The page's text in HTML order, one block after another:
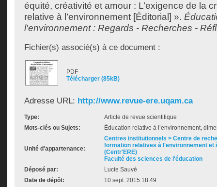
équité, créativité et amour : L’exigence de la
relative à l’environnement [Éditorial] ».
l'environnement : Regards - Recherches -
Fichier(s) associé(s) à ce document :
PDF
Télécharger (85kB)
Adresse URL: http://www.revue-ere.uqam.ca
Type:
Article de revue scientifique
Mots-clés ou Sujets:
Éducation relative à l’environnement,
Unité d'appartenance:
Centres institutionnels > Centre de
formation relatives à l'environnement et
(Centr'ERE)
Faculté des sciences de l'éducation
Déposé par:
Lucie Sauvé
Date de dépôt:
10 sept. 2015 18:49